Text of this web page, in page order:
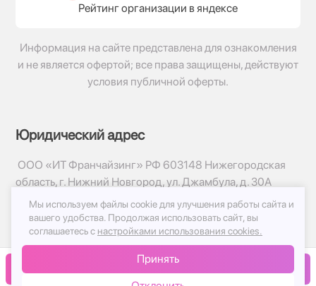
В корзину
Рейтинг организации в яндексе
Информация на сайте представлена для ознакомления
и не является офертой; все права защищены, действуют
условия публичной оферты.
Юридический адрес
ООО «ИТ Франчайзинг» РФ 603148 Нижегородская
область, г. Нижний Новгород, ул. Джамбула, д. 30А
© 2017-2026г, База Цветов 24.ру
Политика конфиденциальности
Публичная оферта
Мы используем файлы cookie для улучшения работы сайта и
вашего удобства. Продолжая использовать сайт, вы
соглашаетесь с настройками использования cookies.
Принять